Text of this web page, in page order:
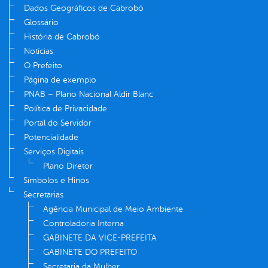
Dados Geográficos de Cabrobó
Glossário
História de Cabrobó
Notícias
O Prefeito
Página de exemplo
PNAB – Plano Nacional Aldir Blanc
Política de Privacidade
Portal do Servidor
Potencialidade
Serviços Digitais
Plano Diretor
Símbolos e Hinos
Secretarias
Agência Municipal de Meio Ambiente
Controladoria Interna
GABINETE DA VICE-PREFEITA
GABINETE DO PREFEITO